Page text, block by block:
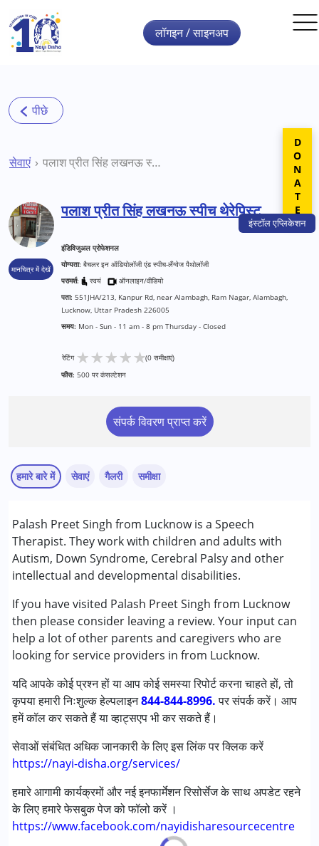
Skip to main content
इंस्टॉलएप्लिकेशन
लॉगइन / साइनअप
सेवाएं पलाश प्रीत सिंह लखनऊ स्पीच थेरेपिस्ट
मानचित्र में देखें
पलाश प्रीत सिंह लखनऊ स्पीच थेरेपिस्ट
इंडिविजुअल प्रोफेशनल
योग्यता: बैचलर इन ऑडियोलॉजी एंड स्पीच-लैंग्वेज पैथोलॉजी
परामर्श:
स्वयं
ऑनलाइन/वीडियो
पता: 551JHA/213, Kanpur Rd, near Alambagh, Ram Nagar, Alambagh,
Lucknow, Uttar Pradesh 226005
समय: Mon - Sun - 11 am - 8 pm Thursday - Closed
रेटिंग ★★★★★(0 समीक्षाएं)
फीस: 500 पर कंसल्टेशन
संपर्क विवरण प्राप्त करें
हमारे बारे में
Palash Preet Singh from Lucknow is a Speech
Therapist. They work with children and adults with
Autism, Down Syndrome, Cerebral Palsy and other
intellectual and developmental disabilities.
If you have visited Palash Preet Singh from Lucknow
then please consider leaving a review. Your input can
help a lot of other parents and caregivers who are
looking for service providers in from Lucknow.
यदि आपके कोई प्रश्न हों या आप कोई समस्या रिपोर्ट करना चाहते हों, तो
कृपया हमारी निःशुल्क हेल्पलाइन844-844-8996.पर संपर्क करें। आप
हमें कॉल कर सकते हैं या व्हाट्सएप भी कर सकते हैं।
सेवाओं संबंधित अधिक जानकारी के लिए इस लिंक पर क्लिक करें
https://nayi-disha.org/services/
हमारे आगामी कार्यक्रमों और नई इनफार्मेशन रिसोर्सेज के साथ अपडेट रहने
के लिए हमारे फेसबुक पेज को फॉलो करें ।
https://www.facebook.com/nayidisharesourcecentre
सेवाएं
स्पीच थेरेपी
निम्नलिखित विकलांगता संबंधित सेवाएं उपलब्ध :
अटेंशन डेफिसिट (हाइपरएक्टिविटी) डिसऑर्डर (एडीडी/एडीएचडी)
ऑटिज्म स्पेक्ट्रम डिसऑर्डर (ए एस डी )
सेरब्रल पाल्सी (सी पी )
डाउन सिंड्रोम (डी एस )
लर्निंग डिसेबिलिटीज़ (एलडी)
अंडायग्नोज्ड
आयु वर्ग :0 - 5 years ,6 - 12 years ,13 - 17 years ,above 18
years
गैलरी समीक्षा
DONATE